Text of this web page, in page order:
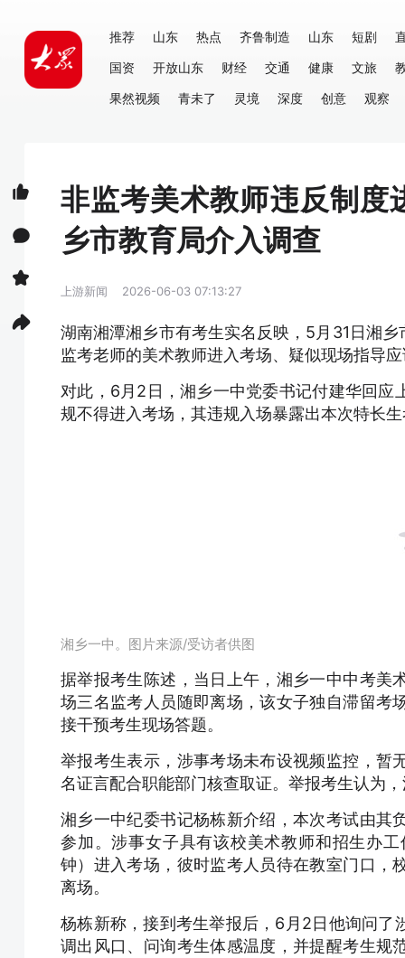
推荐 山东 热点 齐鲁制造 山东 短剧
国资
开放山东 财经 交通 健康 文旅
果然视频
青未了 灵境 深度 创意 观察
非监考美术教师违反制度
乡市教育局介入调查
上游新闻 2026-06-03 07:13:27
湖南湘潭湘乡市有考生实名反映，5月31日湘
监考老师的美术教师进入考场、疑似现场指导
对此，6月2日，湘乡一中党委书记付建华回
规不得进入考场，其违规入场暴露出本次特长
湘乡一中。图片来源/受访者供图
据举报考生陈述，当日上午，湘乡一中中考美
场三名监考人员随即离场，该女子独自滞留考
接干预考生现场答题。
举报考生表示，涉事考场未布设视频监控，暂
名证言配合职能部门核查取证。举报考生认为
湘乡一中纪委书记杨栋新介绍，本次考试由其
参加。涉事女子具有该校美术教师和招生办
钟）进入考场，彼时监考人员待在教室门口，
离场。
杨栋新称，接到考生举报后，6月2日他询问了
调出风口、问询考生体感温度，并提醒考生规